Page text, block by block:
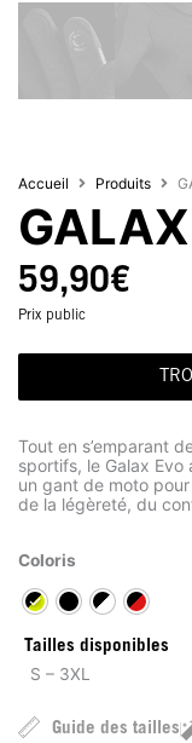
Accueil Produits
59,90€
Prix public
Tout en s’emparant
sportifs, le Galax
un gant de moto
de la légèreté, du
Coloris
Tailles disponibles
S – 3XL
Guide des tailles